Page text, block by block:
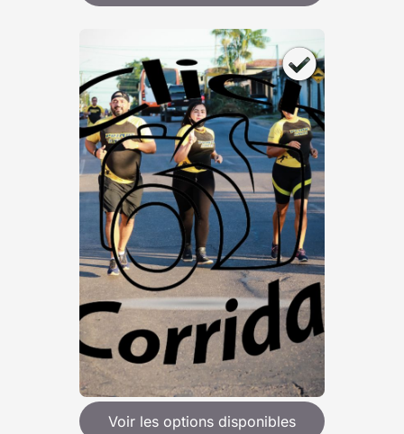
Voir les options disponibles